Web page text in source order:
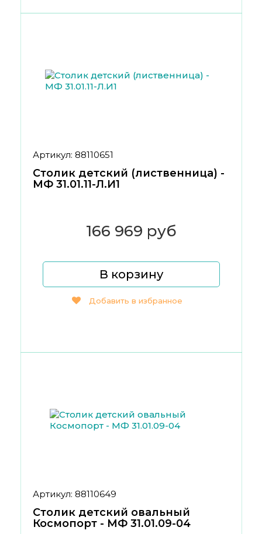
Артикул: 88110651
Столик детский (лиственница) -
МФ 31.01.11-Л.И1
166 969 руб
В корзину
Добавить в избранное
Артикул: 88110649
Столик детский овальный
Космопорт - МФ 31.01.09-04